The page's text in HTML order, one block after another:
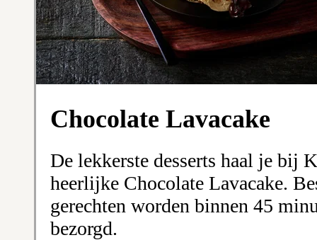
Chocolate Lavacake
De lekkerste desserts haal je bij
heerlijke Chocolate Lavacake.
gerechten worden binnen 45
bezorgd.